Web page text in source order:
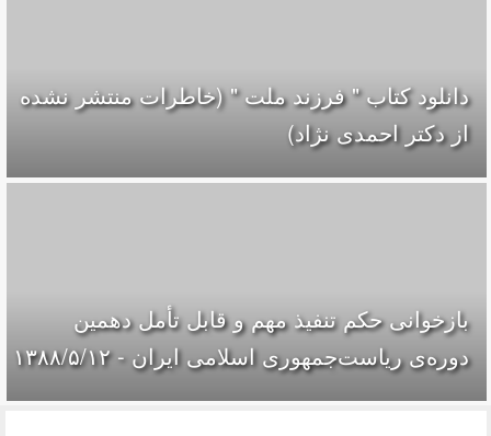
دانلود کتاب " فرزند ملت " (خاطرات منتشر نشده
از دکتر احمدی نژاد)
بازخوانی حکم تنفیذ مهم و قابل تأمل دهمین
دوره‌ی ریاست‌جمهوری اسلامی ایران‌ - ۱۳۸۸/۵/۱۲